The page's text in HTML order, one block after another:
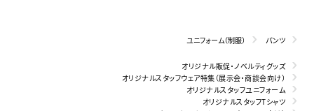
ユニフォーム（制服） パンツ
オリジナル販促・ノベルティグッズ
オリジナルスタッフウェア特集（展示会・商談会向け）
オリジナルスタッフユニフォーム
オリジナルスタッフTシャツ